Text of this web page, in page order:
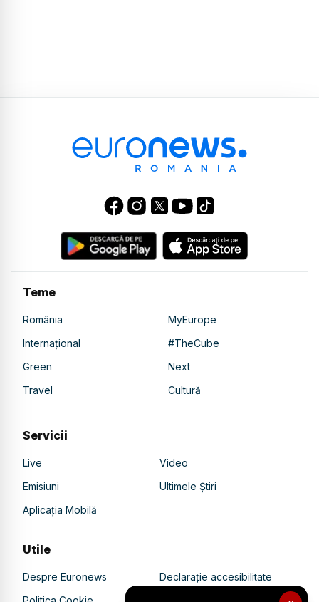
Teme
România
MyEurope
Internațional
#TheCube
Green
Next
Travel
Cultură
Servicii
Live
Video
Emisiuni
Ultimele Știri
Aplicația Mobilă
Utile
Despre Euronews
Declarație accesibilitate